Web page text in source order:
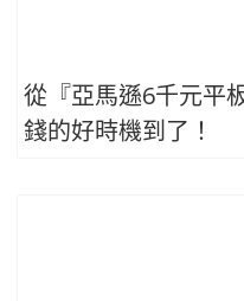
從『亞馬遜6千元平
錢的好時機到了！